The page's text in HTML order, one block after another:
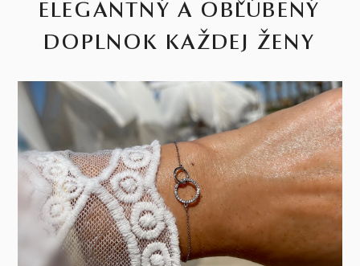
ELEGANTNÝ A OBĽÚBENÝ
DOPLNOK KAŽDEJ ŽENY